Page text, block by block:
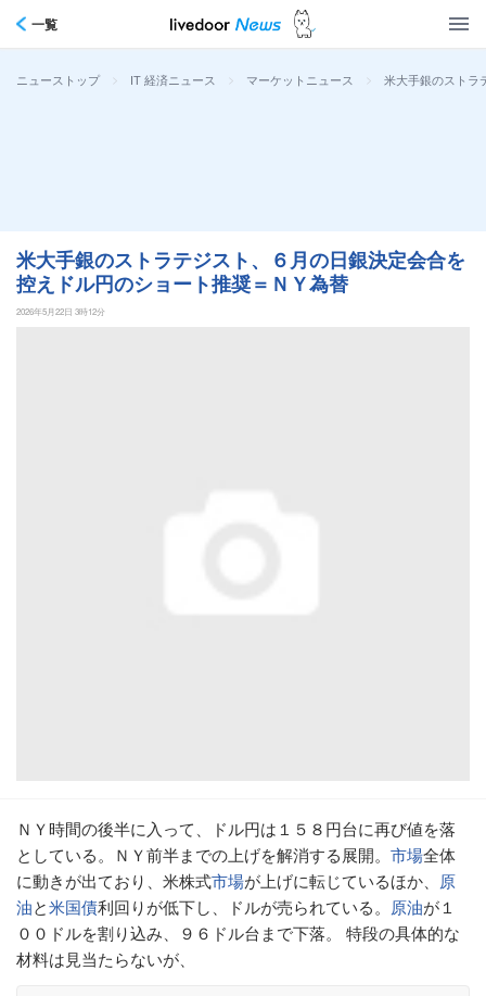
一覧
ニューストップ > IT 経済ニュース > マーケットニュース > 米大手銀のストラ
米大手銀のストラテジスト、６月の日銀決定会合を
控えドル円のショート推奨＝ＮＹ為替
2026年5月22日 3時12分
ＮＹ時間の後半に入って、ドル円は１５８円台に再び値を落
としている。ＮＹ前半までの上げを解消する展開。 市場全体
に動きが出ており、米株式市場が上げに転じているほか、 原
油と米国債利回りが低下し、ドルが売られている。 原油が１
００ドルを割り込み、９６ドル台まで下落。 特段の具体的な
材料は見当たらないが、